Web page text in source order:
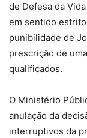
de Defesa da
em sentido
punibilidade de
prescrição de
qualificados.
O Ministério
anulação da
interruptivos da